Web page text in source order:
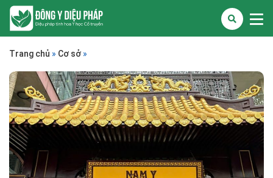
Trang chủ » Cơ sở »